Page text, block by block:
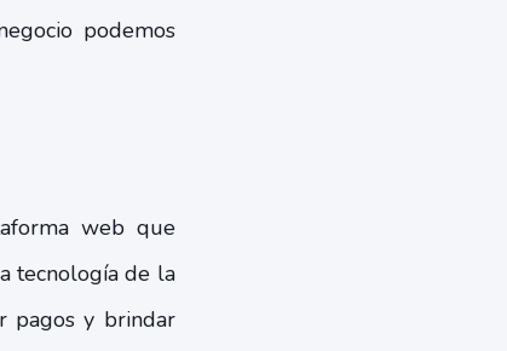
podemos
web que
tecnología de la
pagos y brindar